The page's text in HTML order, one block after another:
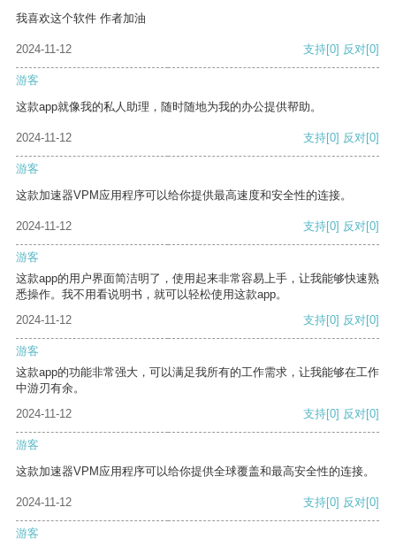
我喜欢这个软件 作者加油
2024-11-12 支持[0] 反对[0]
游客
这款app就像我的私人助理，随时随地为我的办公提供帮助。
2024-11-12 支持[0] 反对[0]
游客
这款加速器VPM应用程序可以给你提供最高速度和安全性的连接。
2024-11-12 支持[0] 反对[0]
游客
这款app的用户界面简洁明了，使用起来非常容易上手，让我能够快速熟
悉操作。我不用看说明书，就可以轻松使用这款app。
2024-11-12
支持[0] 反对[0]
游客
这款app的功能非常强大，可以满足我所有的工作需求，让我能够在工作
中游刃有余。
2024-11-12
支持[0] 反对[0]
游客
这款加速器VPM应用程序可以给你提供全球覆盖和最高安全性的连接。
2024-11-12 支持[0] 反对[0]
游客